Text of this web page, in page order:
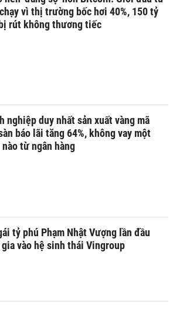
vì thị trường bốc hơi 40%, 150 tỷ
rút không thương tiếc
nghiệp duy nhất sản xuất vàng mã
báo lãi tăng 64%, không vay một
từ ngân hàng
tỷ phú Phạm Nhật Vượng lần đầu
vào hệ sinh thái Vingroup